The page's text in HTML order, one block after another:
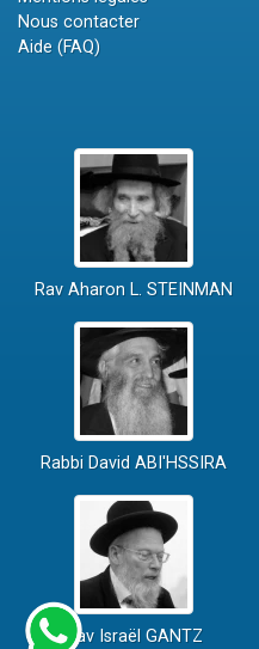
Nous contacter
Aide (FAQ)
Rav Aharon L. STEINMAN
Rabbi David ABI'HSSIRA
Rav Israël GANTZ